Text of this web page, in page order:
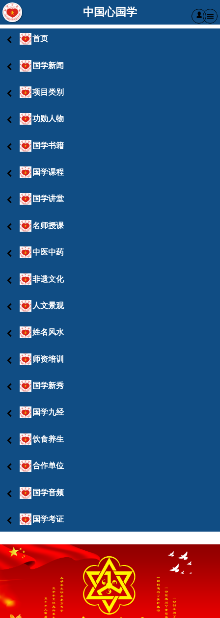
中国心国学 󰄭
首页
国学新闻
项目类别
功勋人物
国学书籍
国学课程
国学讲堂
名师授课
中医中药
非遗文化
人文景观
姓名风水
师资培训
国学新秀
国学九经
饮食养生
合作单位
国学音频
国学考证